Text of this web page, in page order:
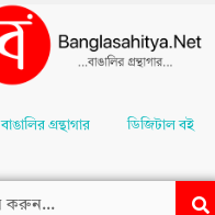
বাঙালির গ্রন্থাগার ডিজিটাল বই